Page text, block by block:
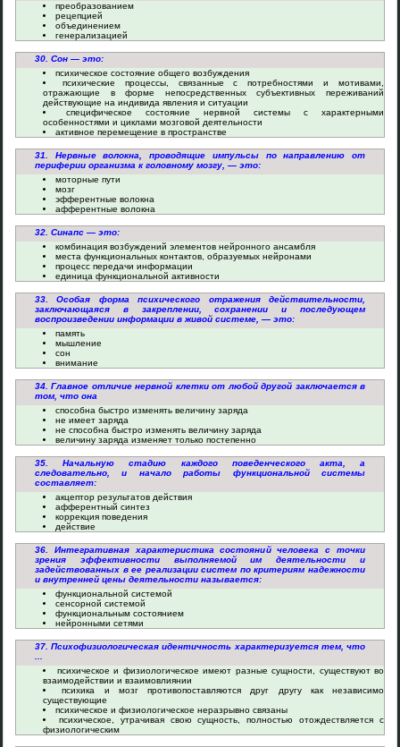
преобразованием
рецепцией
объединением
генерализацией
30. Сон — это:
психическое состояние общего возбуждения
психические процессы, связанные с потребностями и мотивами,
отражающие в форме непосредственных субъективных переживаний
действующие на индивида явления и ситуации
специфическое состояние нервной системы с характерными
особенностями и циклами мозговой деятельности
активное перемещение в пространстве
31. Нервные волокна, проводящие импульсы по направлению от
периферии организма к головному мозгу, — это:
моторные пути
мозг
эфферентные волокна
афферентные волокна
32. Синапс — это:
комбинация возбуждений элементов нейронного ансамбля
места функциональных контактов, образуемых нейронами
процесс передачи информации
единица функциональной активности
33. Особая форма психического отражения действительности,
заключающаяся в закреплении, сохранении и последующем
воспроизведении информации в живой системе, — это:
память
мышление
сон
внимание
34. Главное отличие нервной клетки от любой другой заключается в
том, что она
способна быстро изменять величину заряда
не имеет заряда
не способна быстро изменять величину заряда
величину заряда изменяет только постепенно
35. Начальную стадию каждого поведенческого акта, а
следовательно, и начало работы функциональной системы
составляет:
акцептор результатов действия
афферентный синтез
коррекция поведения
действие
36. Интегративная характеристика состояний человека с точки
зрения эффективности выполняемой им деятельности и
задействованных в ее реализации систем по критериям надежности
и внутренней цены деятельности называется:
функциональной системой
сенсорной системой
функциональным состоянием
нейронными сетями
37. Психофизиологическая идентичность характеризуется тем, что
психическое и физиологическое имеют разные сущности, существуют во
взаимодействии и взаимовлиянии
психика и мозг противопоставляются друг другу как независимо
существующие
психическое и физиологическое неразрывно связаны
психическое, утрачивая свою сущность, полностью отождествляется с
физиологическим